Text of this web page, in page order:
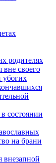
родителях
вне своего
убогих
состоянии
на брани
внезапной